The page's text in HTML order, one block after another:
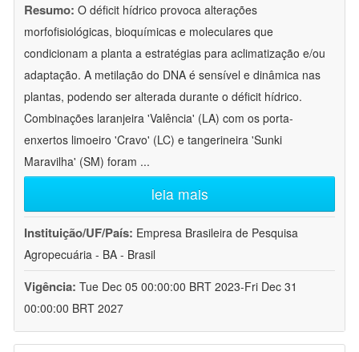
Resumo: O déficit hídrico provoca alterações
morfofisiológicas, bioquímicas e moleculares que
condicionam a planta a estratégias para aclimatização e/ou
adaptação. A metilação do DNA é sensível e dinâmica nas
plantas, podendo ser alterada durante o déficit hídrico.
Combinações laranjeira 'Valência' (LA) com os porta-
enxertos limoeiro 'Cravo' (LC) e tangerineira 'Sunki
Maravilha' (SM) foram ...
leia mais
Instituição/UF/País: Empresa Brasileira de Pesquisa
Agropecuária - BA - Brasil
Vigência: Tue Dec 05 00:00:00 BRT 2023-Fri Dec 31
00:00:00 BRT 2027